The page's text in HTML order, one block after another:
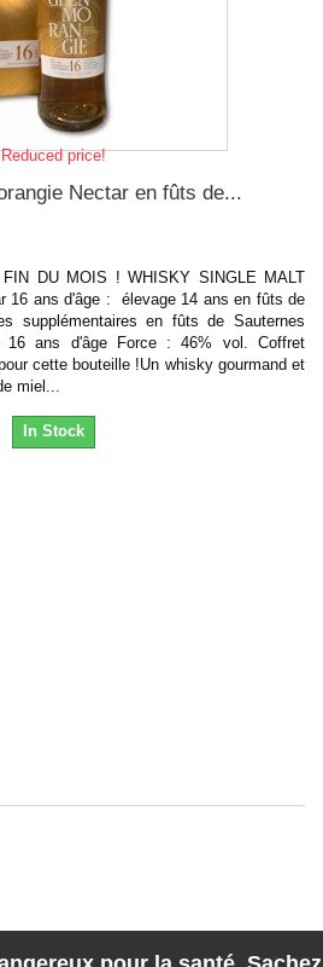
Reduced price!
Nectar en fûts de...
FIN DU MOIS ! WHISKY SINGLE MALT
16 ans d'âge : élevage 14 ans en fûts de
supplémentaires en fûts de Sauternes
16 ans d'âge Force : 46% vol. Coffret
cette bouteille !Un whisky gourmand et
miel...
In Stock